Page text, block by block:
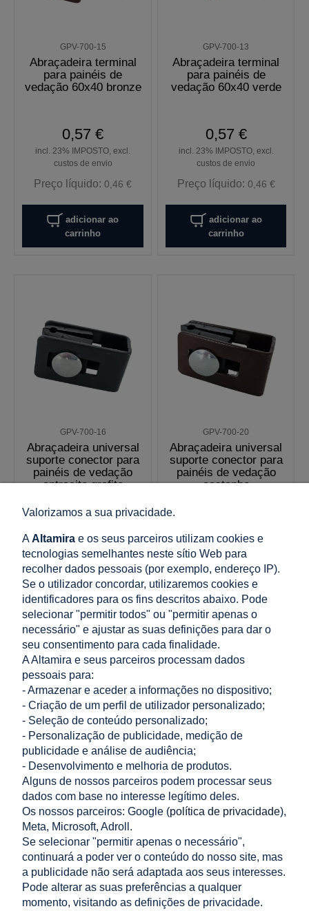
GPV-700-15
Abraçadeira terminal
para painéis de
vedação 60x40 bronze
0,57 €
incl. 23% IMPOSTO, excl.
custos de envio
Preço líquido:0,46 €
adicionar ao
carrinho
GPV-700-13
Abraçadeira terminal
para painéis de
vedação 60x40 verde
0,57 €
incl. 23% IMPOSTO, excl.
custos de envio
Preço líquido: 0,46 €
adicionar ao
carrinho
GPV-700-16
Abraçadeira universal
suporte conector para
painéis de vedação
antracite grafite
0,39 €
incl. 23% IMPOSTO, excl.
custos de envio
Preço líquido:0,32 €
adicionar ao
carrinho
GPV-700-20
Abraçadeira universal
suporte conector para
painéis de vedação
castanho
incl. 23% IMPOSTO, excl.
custos de envio
Preço líquido:0,32 €
adicionar ao
carrinho
« 1 2 3 4 5 ... 11
LOJA
AJUDA
A MINHA CONTA
INFORMAÇÃO
CONTACTO
Altamira Sp. z o. o.
Budowlanych 6/51, 95-040 Koluszki, Polónia
Valorizamos a sua privacidade.
AAltamira e os seus parceiros utilizam cookies e
tecnologias semelhantes neste sítio Web para
recolher dados pessoais (por exemplo, endereço IP).
Se o utilizador concordar, utilizaremos cookies e
identificadores para os fins descritos abaixo. Pode
selecionar "permitir todos" ou "permitir apenas o
necessário" e ajustar as suas definições para dar o
seu consentimento para cada finalidade.
A Altamira e seus parceiros processam dados
pessoais para:
- Armazenar e aceder a informações no dispositivo;
- Criação de um perfil de utilizador personalizado;
- Seleção de conteúdo personalizado;
- Personalização de publicidade, medição de
publicidade e análise de audiência;
- Desenvolvimento e melhoria de produtos.
Alguns de nossos parceiros podem processar seus
dados com base no interesse legítimo deles.
Os nossos parceiros: Google (política de privacidade),
Meta, Microsoft, Adroll.
Se selecionar "permitir apenas o necessário",
continuará a poder ver o conteúdo do nosso site, mas
a publicidade não será adaptada aos seus interesses.
Pode alterar as suas preferências a qualquer
momento, visitando as definições de privacidade.